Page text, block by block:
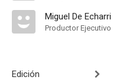
Miguel De Echarri
Productor Ejecutivo
Edición